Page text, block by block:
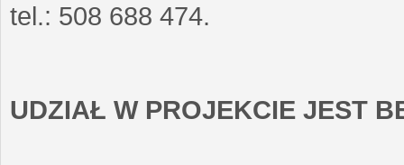
tel.: 508 688 474.
UDZIAŁ W PROJEKCIE JEST